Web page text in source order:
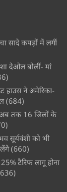
सादे कपड़ों में लगीं
देओल बोलीं- मां
हाउस ने अमेरिका-
(684)
तक 16 जिलों के
सूर्यवंशी को भी
(660)
टैरिफ लागू होना